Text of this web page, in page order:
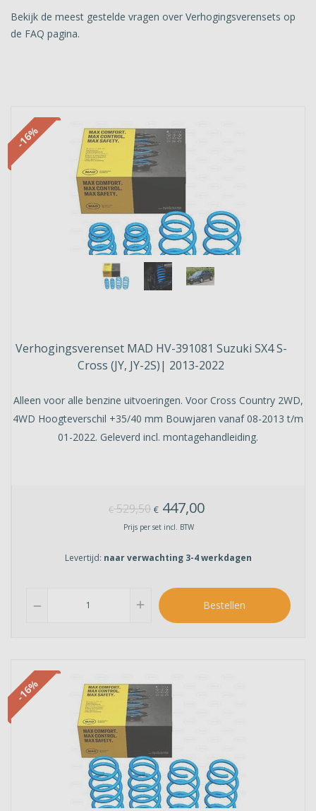
Bekijk de meest gestelde vragen over Verhogingsverensets op
de FAQ pagina.
-16%
Verhogingsverenset MAD HV-391081 Suzuki SX4 S-
Cross (JY, JY-2S)| 2013-2022
Alleen voor alle benzine uitvoeringen. Voor Cross Country 2WD,
4WD Hoogteverschil +35/40 mm Bouwjaren vanaf 08-2013 t/m
01-2022. Geleverd incl. montagehandleiding.
€529,50 € 447,00
Prijs per set incl. BTW
Levertijd: naar verwachting 3-4 werkdagen
remove add Bestellen
-16%